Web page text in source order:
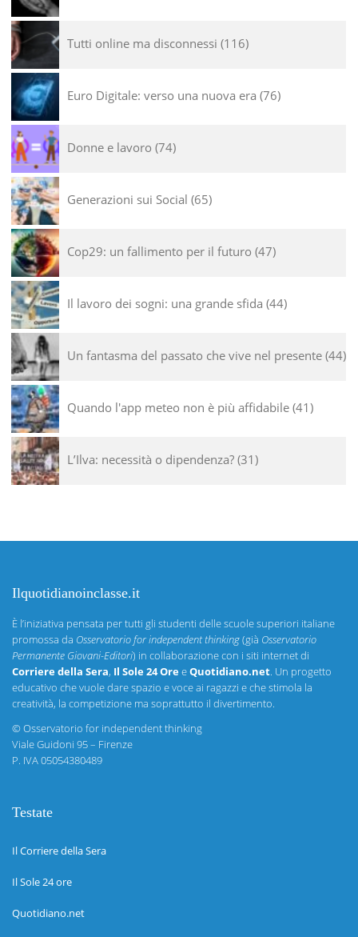
Tutti online ma disconnessi 116
Euro Digitale: verso una nuova era 76
Donne e lavoro 74
Generazioni sui Social 65
Cop29: un fallimento per il futuro 47
Il lavoro dei sogni: una grande sfida 44
Un fantasma del passato che vive nel presente 44
Quando l'app meteo non è più affidabile 41
L’Ilva: necessità o dipendenza? 31
Ilquotidianoinclasse.it
È l’iniziativa pensata per tutti gli studenti delle scuole superiori italiane
promossa da Osservatorio for independent thinking(già Osservatorio
Permanente Giovani-Editori) in collaborazione con i siti internet di
Corriere della Sera, Il Sole 24 OreeQuotidiano.net. Un progetto
educativo che vuole dare spazio e voce ai ragazzi e che stimola la
creatività, la competizione ma soprattutto il divertimento.
©Osservatorio for independent thinking
Viale Guidoni 95 – Firenze
P. IVA 05054380489
Testate
Il Corriere della Sera
Il Sole 24 ore
Quotidiano.net